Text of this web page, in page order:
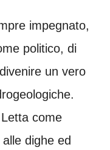
impegnato,
politico, di
un vero
come
dighe ed